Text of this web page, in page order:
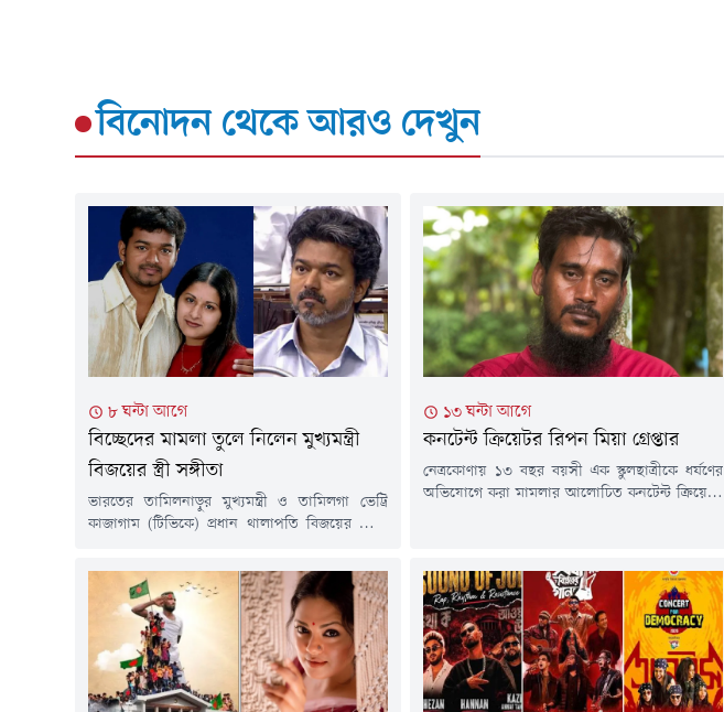
বিনোদনথেকে আরও দেখুন
৮ ঘন্টা আগে
বিচ্ছেদের মামলা তুলে নিলেন মুখ্যমন্ত্রী
বিজয়ের স্ত্রী সঙ্গীতা
ভারতের তামিলনাড়ুর মুখ্যমন্ত্রী ও তামিলগা ভেট্রি
কাজাগাম (টিভিকে) প্রধান থালাপতি বিজয়ের সাথে
সঙ্গীতা স্বর্ণালিঙ্গম। শুক্রবার ভিডিও কনফারেন্সের
মাধ্যমে আদালতের শুনানিতে অংশ নিয়ে তিনি
আবেদনটি প্রত্যাহারের সিদ্ধান্তের কথা জানান। পরে
আদালত মামলাটি আনুষ্ঠানিকভাবে বাতিল করে দেন।
চলতি বছরের ফেব্রুয়ারিতে তামিলনাড়ুর চেঙ্গালপট্টুর
পারিবারিক আদালতে বিজয়ের সাথে
বিবাহবিচ্ছেদের...
১৩ ঘন্টা আগে
কনটেন্ট ক্রিয়েটর রিপন মিয়া গ্রেপ্তার
নেত্রকোণায় ১৩ বছর বয়সী এক স্কুলছাত্রীকে ধর্ষণের
অভিযোগে করা মামলার আলোচিত কনটেন্ট ক্রিয়েটর
করা হয়।বিষয়টি গণমাধ্যমকে নিশ্চিত করেছেন
নেত্রকোণা সদর থানায় ভারপ্রাপ্ত কর্মকর্তা আবুল
খায়ের।এর আগে ভুক্তভোগী স্কুলছাত্রীর বাবা বাদী হয়ে
রিপন মিয়াকে...